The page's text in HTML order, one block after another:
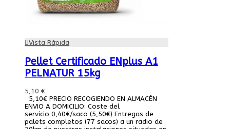
Vista Rápida
Pellet Certificado ENplus A1
PELNATUR 15kg
5,10 €
5,10€ PRECIO RECOGIENDO EN ALMACÉN
ENVIO A DOMICILIO: Coste del
servicio 0,40€/saco (5,50€) Entregas de
palets completos (77 sacos) a un radio de